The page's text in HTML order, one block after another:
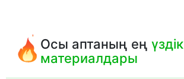
Осы аптаның еңүздік
материалдары